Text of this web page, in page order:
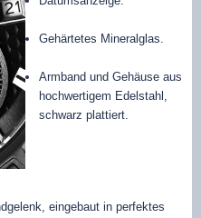
Gehärtetes Mineralglas.
Armband und Gehäuse aus
hochwertigem Edelstahl,
schwarz plattiert.
eingebaut in perfektes